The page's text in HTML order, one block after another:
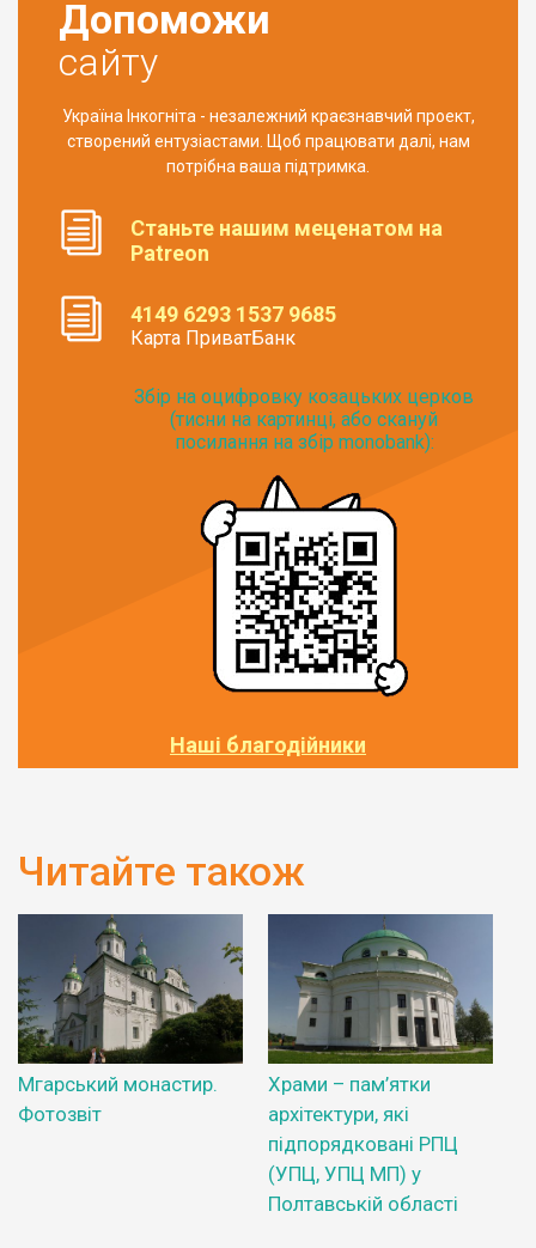
Допоможи
сайту
Україна Інкогніта - незалежний краєзнавчий проект,
створений ентузіастами. Щоб працювати далі, нам
потрібна ваша підтримка.
Станьте нашим меценатом на
Patreon
4149 6293 1537 9685
Карта ПриватБанк
Збір на оцифровку козацьких церков
(тисни на картинці, або скануй
посилання на збір monobank):
Наші благодійники
Читайте також
Мгарський монастир.
Фотозвіт
Храми – пам’ятки
архітектури, які
підпорядковані РПЦ
(УПЦ, УПЦ МП) у
Полтавській області